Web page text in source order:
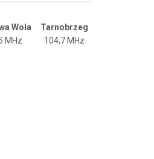
Wola
Tarnobrzeg
MHz 104,7 MHz